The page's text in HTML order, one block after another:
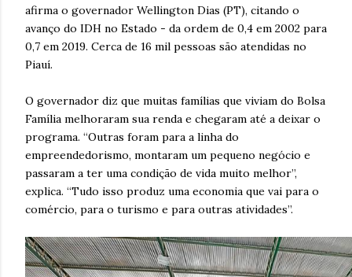
afirma o governador Wellington Dias (PT), citando o
avanço do IDH no Estado - da ordem de 0,4 em 2002 para
0,7 em 2019. Cerca de 16 mil pessoas são atendidas no
Piauí.
O governador diz que muitas famílias que viviam do Bolsa
Família melhoraram sua renda e chegaram até a deixar o
programa. “Outras foram para a linha do
empreendedorismo, montaram um pequeno negócio e
passaram a ter uma condição de vida muito melhor”,
explica. “Tudo isso produz uma economia que vai para o
comércio, para o turismo e para outras atividades”.